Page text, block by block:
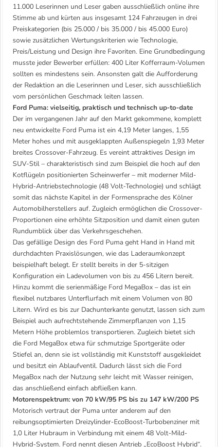
11.000 Leserinnen und Leser gaben ausschließlich online ihre
Stimme ab und kürten aus insgesamt 124 Fahrzeugen in drei
Preiskategorien (bis 25.000 / bis 35.000 / bis 45.000 Euro)
sowie zusätzlichen Wertungskriterien wie Technologie,
Preis/Leistung und Design ihre Favoriten. Eine Grundbedingung
musste jeder Bewerber erfüllen: 400 Liter Kofferraum-Volumen
sollten es mindestens sein. Ansonsten galt die Aufforderung
der Redaktion an die Leserinnen und Leser, sich ausschließlich
vom persönlichen Geschmack leiten lassen.
Ford Puma: vielseitig, praktisch und technisch up-to-date
Der im vergangenen Jahr auf den Markt gekommene, komplett
neu entwickelte Ford Puma ist ein 4,19 Meter langes, 1,55
Meter hohes und mit ausgeklappten Außenspiegeln 1,93 Meter
breites Crossover-Fahrzeug. Es vereint attraktives Design im
SUV-Stil – charakteristisch sind zum Beispiel die hoch auf den
Kotflügeln positionierten Scheinwerfer – mit moderner Mild-
Hybrid-Antriebstechnologie (48 Volt-Technologie) und schlägt
somit das nächste Kapitel in der Formensprache des Kölner
Automobilherstellers auf. Zugleich ermöglichen die Crossover-
Proportionen eine erhöhte Sitzposition und damit einen guten
Rundumblick über das Verkehrsgeschehen.
Das gefällige Design des Ford Puma geht Hand in Hand mit
durchdachten Praxislösungen, wie das Laderaumkonzept
beispielhaft belegt. Er stellt bereits in der 5-sitzigen
Konfiguration ein Ladevolumen von bis zu 456 Litern bereit.
Hinzu kommt die serienmäßige Ford MegaBox – das ist ein
flexibel nutzbares Unterflurfach mit einem Volumen von 80
Litern. Wird es bis zur Dachunterkante genutzt, lassen sich zum
Beispiel auch aufrechtstehende Zimmerpflanzen von 1,15
Metern Höhe problemlos transportieren. Zugleich bietet sich
die Ford MegaBox etwa für schmutzige Sportgeräte oder
Stiefel an, denn sie ist vollständig mit Kunststoff ausgekleidet
und besitzt ein Ablaufventil. Dadurch lässt sich die Ford
MegaBox nach der Nutzung sehr leicht mit Wasser reinigen,
das anschließend einfach abfließen kann.
Motorenspektrum: von 70 kW/95 PS bis zu 147 kW/200 PS
Motorisch vertraut der Puma unter anderem auf den
reibungsoptimierten Dreizylinder-EcoBoost-Turbobenziner mit
1,0 Liter Hubraum in Verbindung mit einem 48 Volt-Mild-
Hybrid-System. Ford nennt diesen Antrieb „EcoBoost Hybrid“.